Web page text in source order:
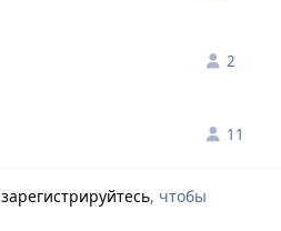
2
11
зарегистрируйтесь, чтобы